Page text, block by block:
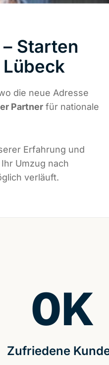
Starten
die neue Adresse
Partner für nationale
Erfahrung und
Umzug nach
verläuft.
Zufriedene
0K